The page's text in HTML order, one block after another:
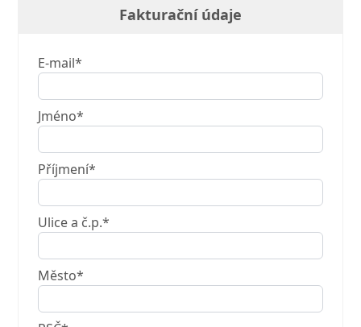
Fakturační údaje
E-mail*
Jméno*
Příjmení*
Ulice a č.p.*
Město*